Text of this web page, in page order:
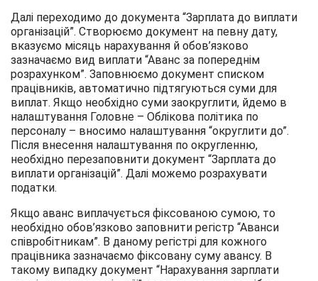
Далі переходимо до документа “Зарплата до виплати
організацій”. Створюємо документ на певну дату,
вказуємо місяць нарахування й обов’язково
зазначаємо вид виплати “Аванс за попереднім
розрахунком”. Заповнюємо документ списком
працівників, автоматично підтягуються суми для
виплат. Якщо необхідно суми заокруглити, йдемо в
налаштування Головне – Облікова політика по
персоналу – вносимо налаштування “округлити до”.
Після внесення налаштування по округленню,
необхідно перезаповнити документ “Зарплата до
виплати організацій”. Далі можемо розрахувати
податки.
Якщо аванс виплачується фіксованою сумою, то
необхідно обов’язково заповнити регістр “Аванси
співробітникам”. В даному регістрі для кожного
працівника зазначаємо фіксовану суму авансу. В
такому випадку документ “Нарахування зарплати